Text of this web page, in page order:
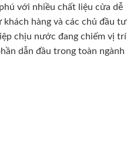
với nhiều chất liệu cửa dễ
hàng và các chủ đầu tư
chịu nước đang chiếm vị trí
dẫn đầu trong toàn ngành